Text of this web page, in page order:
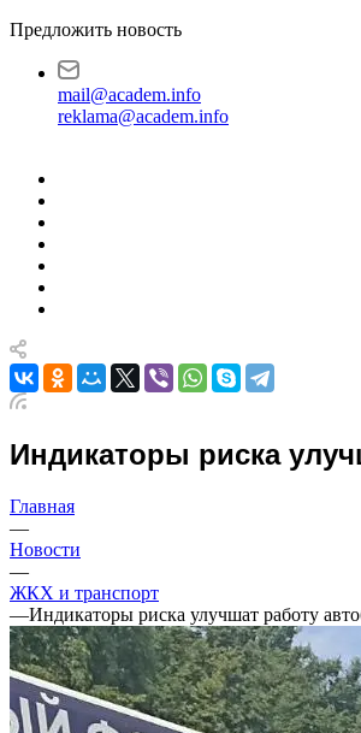
Предложить новость
mail@academ.info
reklama@academ.info
Индикаторы риска
Главная
—
Новости
—
ЖКХ и транспорт
—Индикаторы риска улучшат работу